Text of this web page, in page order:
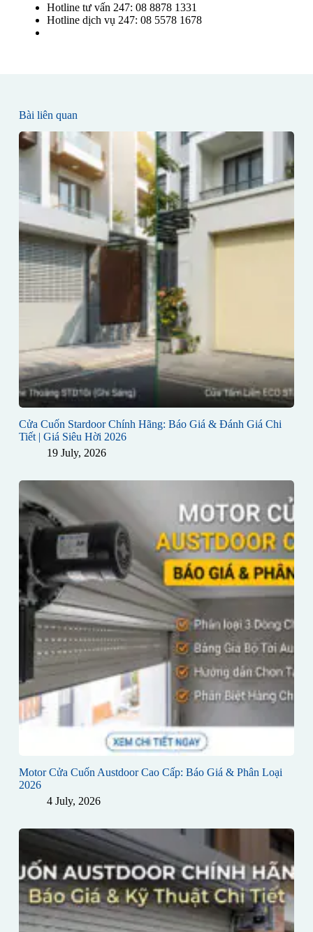
Hotline tư vấn 247: 08 8878 1331
Hotline dịch vụ 247: 08 5578 1678
Bài liên quan
Cửa Cuốn Stardoor Chính Hãng: Báo Giá & Đánh Giá Chi
Tiết | Giá Siêu Hời 2026
19 July, 2026
Motor Cửa Cuốn Austdoor Cao Cấp: Báo Giá & Phân Loại
2026
4 July, 2026